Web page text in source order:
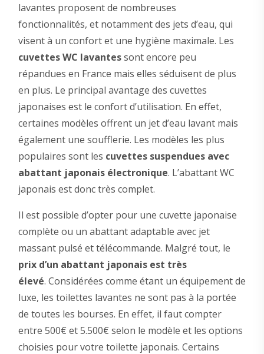
lavantes proposent de nombreuses
fonctionnalités, et notamment des jets d’eau, qui
visent à un confort et une hygiène maximale. Les
cuvettes WC lavantessont encore peu
répandues en France mais elles séduisent de plus
en plus. Le principal avantage des cuvettes
japonaises est le confort d’utilisation. En effet,
certaines modèles offrent un jet d’eau lavant mais
également une soufflerie. Les modèles les plus
populaires sont les cuvettes suspendues avec
abattant japonais électronique. L’abattant WC
japonais est donc très complet.
Il est possible d’opter pour une cuvette japonaise
complète ou un abattant adaptable avec jet
massant pulsé et télécommande. Malgré tout, le
prix d’un abattant japonais est très
élevé. Considérées comme étant un équipement de
luxe, les toilettes lavantes ne sont pas à la portée
de toutes les bourses. En effet, il faut compter
entre 500€ et 5.500€ selon le modèle et les options
choisies pour votre toilette japonais. Certains